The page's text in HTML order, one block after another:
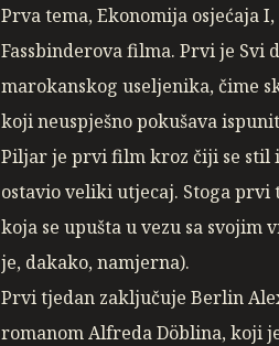
Prva tema, Ekonomija osjećaja
Fassbinderova filma. Prvi je Svi
marokanskog useljenika, čime
koji neuspješno pokušava
Piljar je prvi film kroz čiji se stil
ostavio veliki utjecaj. Stoga
koja se upušta u vezu sa svojim
je, dakako, namjerna).
Prvi tjedan zaključuje Berlin
romanom Alfreda Döblina, koji